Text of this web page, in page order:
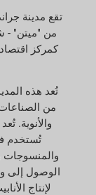
تقع مدينة
من "ميتن" -
كمركز
تُعد هذه
من
والأنوية.
تُستخدم
والمنسوجات
الوصول إلى
لإنتاج